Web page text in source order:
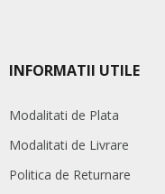
INFORMATII UTILE
Modalitati de Plata
Modalitati de Livrare
Politica de Returnare